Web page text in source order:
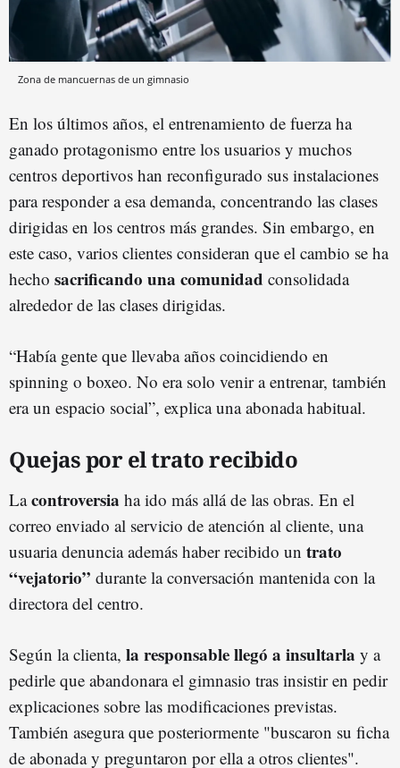
Zona de mancuernas de un gimnasio
En los últimos años, el entrenamiento de fuerza ha
ganado protagonismo entre los usuarios y muchos
centros deportivos han reconfigurado sus instalaciones
para responder a esa demanda, concentrando las clases
dirigidas en los centros más grandes. Sin embargo, en
este caso, varios clientes consideran que el cambio se ha
hecho sacrificando una comunidad consolidada
alrededor de las clases dirigidas.
“Había gente que llevaba años coincidiendo en
spinning o boxeo. No era solo venir a entrenar, también
era un espacio social”, explica una abonada habitual.
Quejas por el trato recibido
Lacontroversia ha ido más allá de las obras. En el
correo enviado al servicio de atención al cliente, una
usuaria denuncia además haber recibido un trato
“vejatorio” durante la conversación mantenida con la
directora del centro.
Según la clienta, la responsable llegó a insultarla y a
pedirle que abandonara el gimnasio tras insistir en pedir
explicaciones sobre las modificaciones previstas.
También asegura que posteriormente "buscaron su ficha
de abonada y preguntaron por ella a otros clientes".